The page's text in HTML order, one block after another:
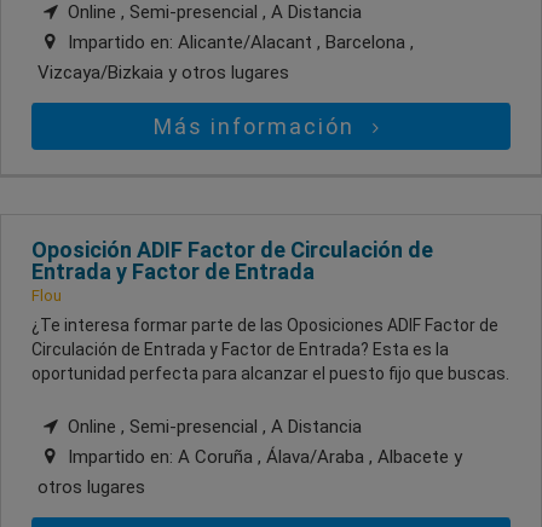
Online , Semi-presencial , A Distancia
Impartido en: Alicante/Alacant , Barcelona ,
Vizcaya/Bizkaia y otros lugares
Más información
Oposición ADIF Factor de Circulación de
Entrada y Factor de Entrada
Flou
¿Te interesa formar parte de las Oposiciones ADIF Factor de
Circulación de Entrada y Factor de Entrada? Esta es la
oportunidad perfecta para alcanzar el puesto fijo que buscas.
Online , Semi-presencial , A Distancia
Impartido en: A Coruña , Álava/Araba , Albacete y
otros lugares